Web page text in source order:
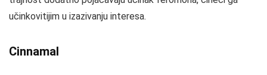
učinkovitijim u izazivanju interesa.
Cinnamal